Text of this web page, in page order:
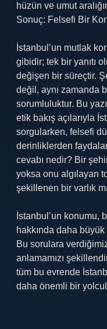
hüzün ve umut
Sonuç: Felsefi Bir
İstanbul’un mutlak
gibidir; tek bir yanıtı
değişen bir süreçtir.
değil, aynı zamanda
sorumluluktur. Bu
etik bakış açılarıyla
sorgularken, felsefi
derinliklerden
cevabı nedir? Bir
yoksa onu algılayan
şekillenen bir varlık
İstanbul’un konumu,
hakkında daha
Bu sorulara
anlamamızı
tüm bu evrende
daha önemli bir